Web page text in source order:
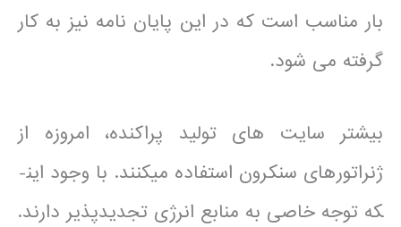
بار مناسب است که در این پایان نامه نیز به کار
گرفته می شود.
بیشتر سایت های تولید پراکنده، امروزه از
ژنراتورهای سنکرون استفاده می­کنند. با وجود این­
که توجه خاصی به منابع انرژی تجدیدپذیر دارند.